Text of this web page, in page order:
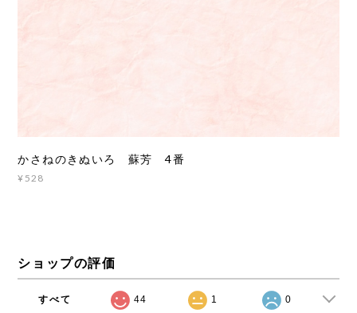
かさねのきぬいろ 蘇芳 4番
¥528
ショップの評価
すべて 44 1 0